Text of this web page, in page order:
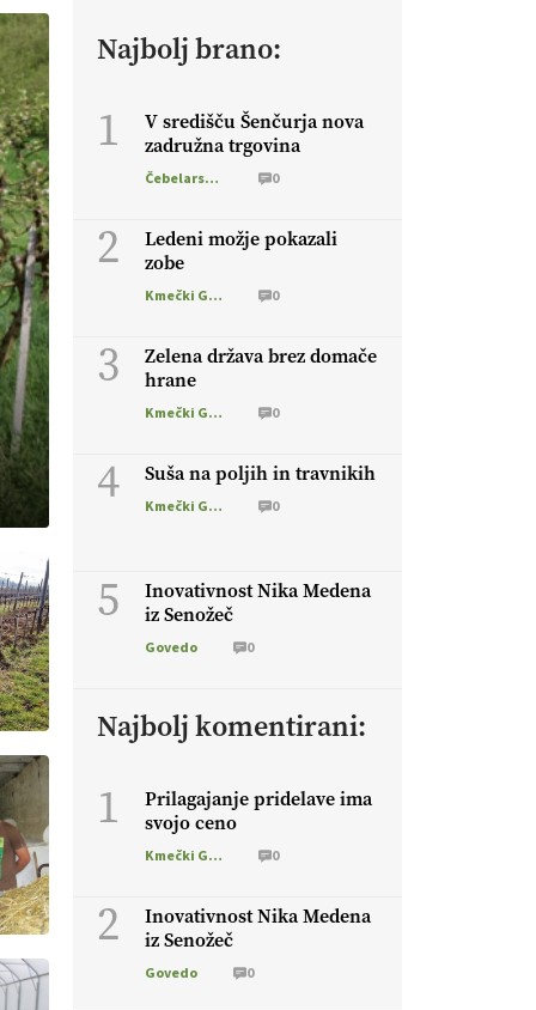
Najbolj brano:
1
V središču Šenčurja nova
zadružna trgovina
Čebelarstvo 0
2
Ledeni možje pokazali
zobe
Kmečki Glas 0
3
Zelena država brez domače
hrane
Kmečki Glas 0
4 Suša na poljih in travnikih
Kmečki Glas 0
5
Inovativnost Nika Medena
iz Senožeč
Govedo 0
Najbolj komentirani:
1
Prilagajanje pridelave ima
svojo ceno
Kmečki Glas 0
2
Inovativnost Nika Medena
iz Senožeč
Govedo 0